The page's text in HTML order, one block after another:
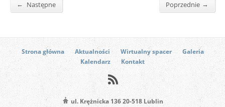
← Następne Poprzednie →
Strona główna Aktualności Wirtualny spacer
Galeria
Kalendarz
Kontakt
ul. Krężnicka 136 20-518 Lublin